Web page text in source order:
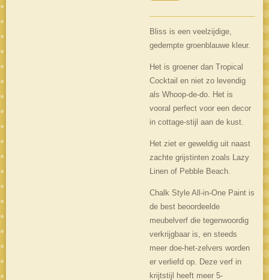
Bliss is een veelzijdige,
gedempte groenblauwe kleur.
Het is groener dan Tropical
Cocktail en niet zo levendig
als Whoop-de-do. Het is
vooral perfect voor een decor
in cottage-stijl aan de kust.
Het ziet er geweldig uit naast
zachte grijstinten zoals Lazy
Linen of Pebble Beach.
Chalk Style All-in-One Paint is
de best beoordeelde
meubelverf die tegenwoordig
verkrijgbaar is, en steeds
meer doe-het-zelvers worden
er verliefd op. Deze verf in
krijtstijl heeft meer 5-